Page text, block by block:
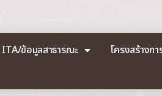
ITA/ข้อมูลสาธารณะ โครงสร้างกา